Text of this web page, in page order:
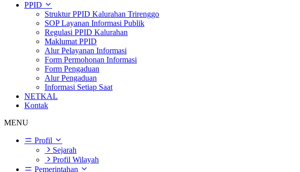
PPID
Struktur PPID Kalurahan Trirenggo
SOP Layanan Informasi Publik
Regulasi PPID Kalurahan
Maklumat PPID
Alur Pelayanan Informasi
Form Permohonan Informasi
Form Pengaduan
Alur Pengaduan
Informasi Setiap Saat
NETKAL
Kontak
MENU
Profil
Sejarah
Profil Wilayah
Pemerintahan